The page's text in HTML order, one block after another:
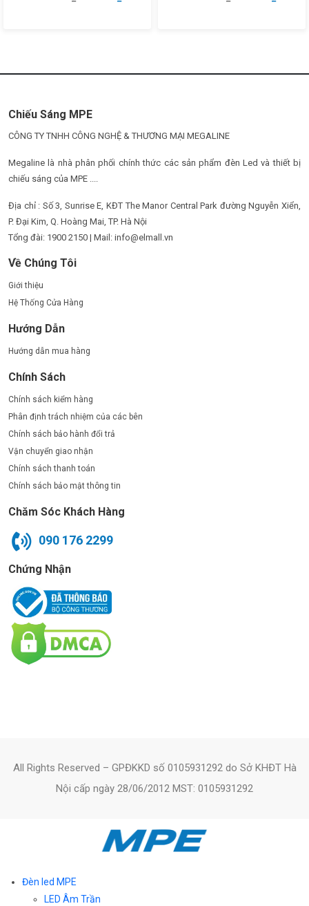
Chiếu Sáng MPE
CÔNG TY TNHH CÔNG NGHỆ & THƯƠNG MẠI MEGALINE
Megaline là nhà phân phối chính thức các sản phẩm đèn Led và thiết bị
chiếu sáng của MPE ....
Địa chỉ : Số 3, Sunrise E, KĐT The Manor Central Park đường Nguyễn Xiển,
P. Đại Kim, Q. Hoàng Mai, TP. Hà Nội
Tổng đài: 1900 2150 | Mail: info@elmall.vn
Về Chúng Tôi
Giới thiệu
Hệ Thống Cửa Hàng
Hướng Dẫn
Hướng dẫn mua hàng
Chính Sách
Chính sách kiểm hàng
Phân định trách nhiệm của các bên
Chính sách bảo hành đổi trả
Vận chuyển giao nhận
Chính sách thanh toán
Chính sách bảo mật thông tin
Chăm Sóc Khách Hàng
090 176 2299
Chứng Nhận
All Rights Reserved – GPĐKKD số 0105931292 do Sở KHĐT Hà
Nội cấp ngày 28/06/2012 MST: 0105931292
Đèn led MPE
LED Âm Trần